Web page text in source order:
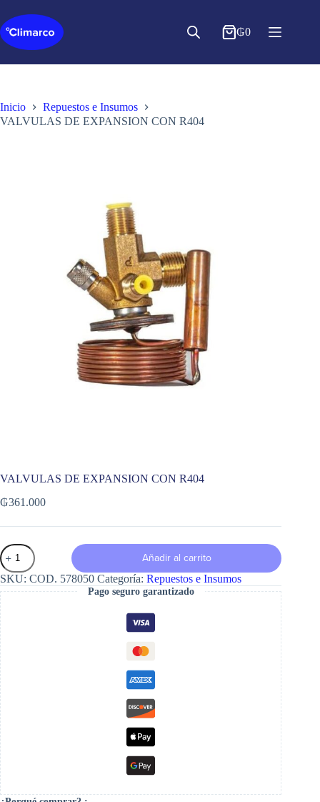
al
contenido
₲0
Inicio
Repuestos e Insumos
VALVULAS DE EXPANSION CON R404
VALVULAS DE EXPANSION CON R404
₲361.000
VALVULAS
DE
EXPANSION
CON
R404
cantidad
Añadir al carrito
SKU: COD. 578050 Categoría: Repuestos e Insumos
Pago seguro garantizado